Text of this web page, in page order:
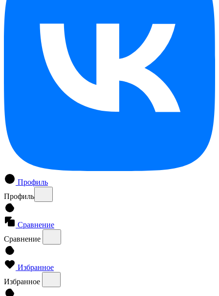
Профиль
Профиль
Сравнение
Сравнение
Избранное
Избранное